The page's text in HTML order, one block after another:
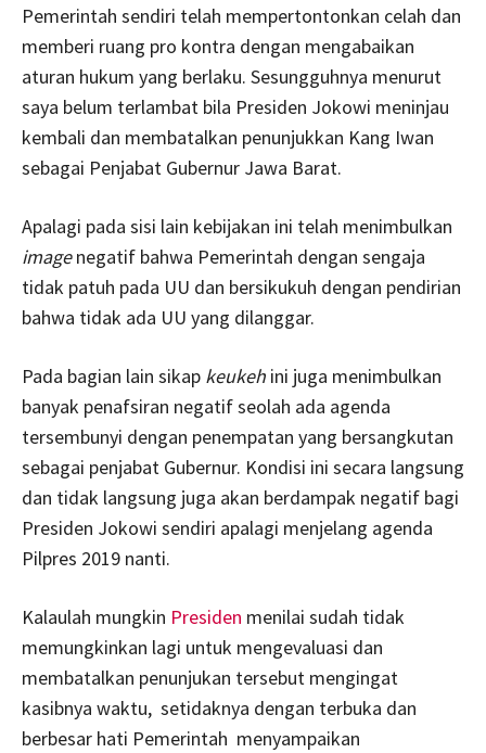
Pemerintah sendiri telah mempertontonkan celah dan
memberi ruang pro kontra dengan mengabaikan
aturan hukum yang berlaku. Sesungguhnya menurut
saya belum terlambat bila Presiden Jokowi meninjau
kembali dan membatalkan penunjukkan Kang Iwan
sebagai Penjabat Gubernur Jawa Barat.
Apalagi pada sisi lain kebijakan ini telah menimbulkan
imagenegatif bahwa Pemerintah dengan sengaja
tidak patuh pada UU dan bersikukuh dengan pendirian
bahwa tidak ada UU yang dilanggar.
Pada bagian lain sikap keukeh ini juga menimbulkan
banyak penafsiran negatif seolah ada agenda
tersembunyi dengan penempatan yang bersangkutan
sebagai penjabat Gubernur. Kondisi ini secara langsung
dan tidak langsung juga akan berdampak negatif bagi
Presiden Jokowi sendiri apalagi menjelang agenda
Pilpres 2019 nanti.
Kalaulah mungkin Presiden menilai sudah tidak
memungkinkan lagi untuk mengevaluasi dan
membatalkan penunjukan tersebut mengingat
kasibnya waktu, setidaknya dengan terbuka dan
berbesar hati Pemerintah menyampaikan